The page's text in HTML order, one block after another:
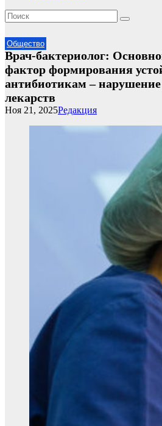
Общество
Врач-бактериолог:
фактор формирования
антибиотикам –
лекарств
Редакция
Ноя 21, 2025